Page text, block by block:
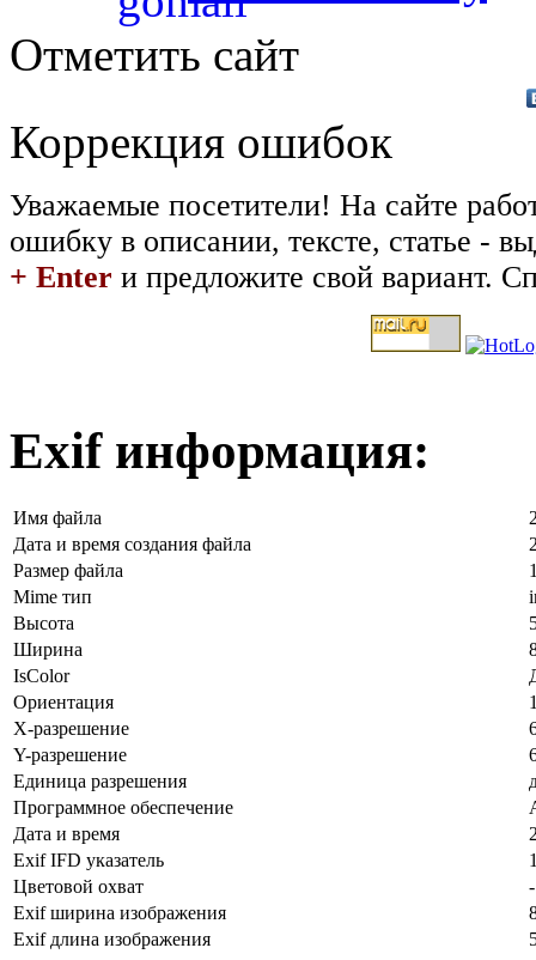
Отметить сайт
Коррекция ошибок
Уважаемые посетители! На сайте
ошибку в описании, тексте, статье -
+ Enter и предложите свой вариант.
Exif информация:
Имя файла
Дата и время создания файла
Размер файла
Mime тип
Высота
Ширина
IsColor
Ориентация
X-разрешение
Y-разрешение
Единица разрешения
Программное обеспечение
Дата и время
Exif IFD указатель
Цветовой охват
-
Exif ширина изображения
Exif длина изображения